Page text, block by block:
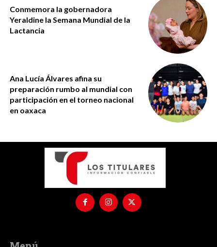
Conmemora la gobernadora
Yeraldine la Semana Mundial de la
Lactancia
Ana Lucía Álvares afina su
preparación rumbo al mundial con
participación en el torneo nacional
en oaxaca